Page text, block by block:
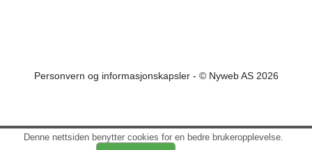
Personvern og informasjonskapsler- © Nyweb AS 2026
Denne nettsiden benytter cookies for en bedre brukeropplevelse.